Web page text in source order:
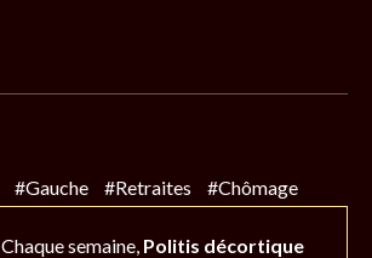
#Gauche #Retraites #Chômage
Chaque semaine, Politis décortique